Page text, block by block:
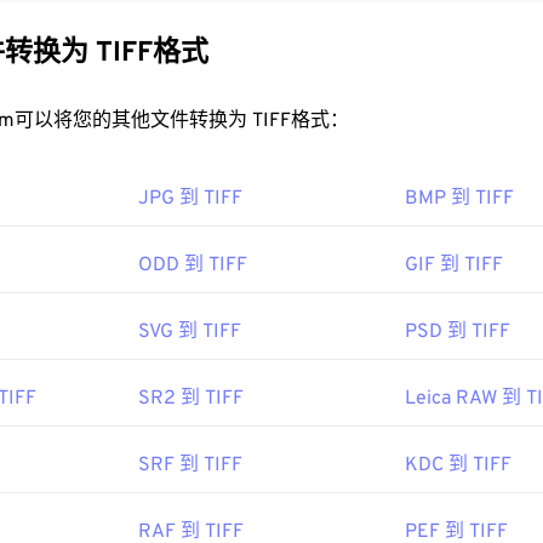
的容器。
理 TIFF 文件。
，现为 Adob​​e Inc.
creativecloud/file-types/image/raster/tiff-file.html
换为 TIFF格式
可以将您的其他文件转换为 TIFF格式：
JPG 到 TIFF BMP 到 TIFF
ODD 到 TIFF GIF 到 TIFF
SVG 到 TIFF PSD 到 TIFF
SR2 到 TIFF Leica RAW 到
SRF 到 TIFF KDC 到 TIFF
RAF 到 TIFF PEF 到 TIFF